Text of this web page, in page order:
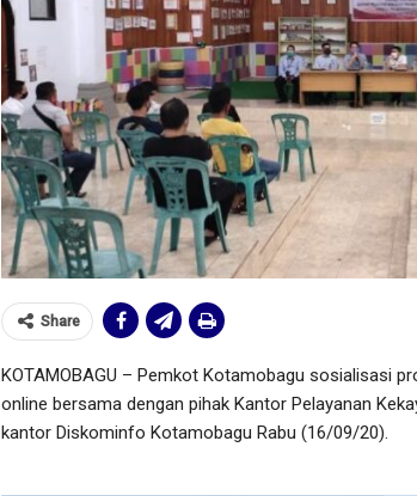
Share
KOTAMOBAGU – Pemkot Kotamobagu sosialisasi
online bersama dengan pihak Kantor Pelayanan
kantor Diskominfo Kotamobagu Rabu (16/09/20).